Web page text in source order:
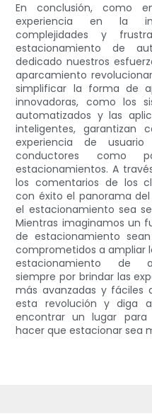
En conclusión, como
experiencia en la
complejidades y
estacionamiento de
dedicado nuestros
aparcamiento
simplificar la forma de
innovadoras, como los
automatizados y las
inteligentes, garantizan
experiencia de
conductores como
estacionamientos. A
los comentarios de los
con éxito el panorama
el estacionamiento sea
Mientras imaginamos un
de estacionamiento
comprometidos a ampliar
estacionamiento de
siempre por brindar las
más avanzadas y fáciles
esta revolución y diga
encontrar un lugar para
hacer que estacionar sea